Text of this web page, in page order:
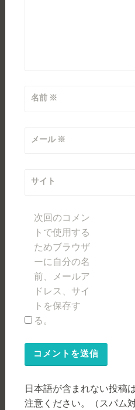
名前 ※
メール ※
サイト
次回のコメン
トで使用する
ためブラウザ
ーに自分の名
前、メールア
ドレス、サイ
トを保存す
る。
日本語が含まれない投稿
注意ください。（スパム対